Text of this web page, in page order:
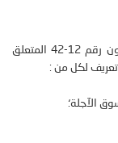
نشر في الجريدة الرسمية بتاريخ 9 يونيو2014 القانون رقم 12-42 المتعلق
تعريف لكل من :
الآجلة؛